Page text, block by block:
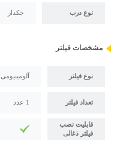
نوع درب جکدار
مشخصات فیلتر
نوع فیلتر آلومینیومی 3 لایه قابل شستشو
تعداد فیلتر 1 عدد
قابلیت نصب
فیلتر ذغالی